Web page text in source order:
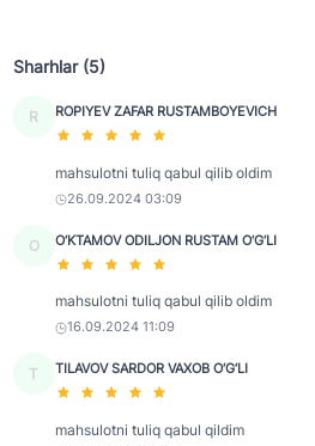
Sharhlar (5)
R ROPIYEV ZAFAR RUSTAMBOYEVICH
mahsulotni tuliq qabul qilib oldim
26.09.2024 03:09
O O‘KTAMOV ODILJON RUSTAM O‘G‘LI
mahsulotni tuliq qabul qilib oldim
16.09.2024 11:09
T TILAVOV SARDOR VAXOB O‘G‘LI
mahsulotni tuliq qabul qildim